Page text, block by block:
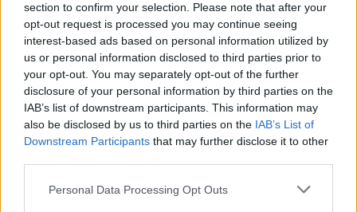
section to confirm your selection. Please note that after your
opt-out request is processed you may continue seeing
interest-based ads based on personal information utilized by
us or personal information disclosed to third parties prior to
your opt-out. You may separately opt-out of the further
disclosure of your personal information by third parties on the
IAB’s list of downstream participants. This information may
also be disclosed by us to third parties on the IAB’s List of
Downstream Participants that may further disclose it to other
Please note that this website/app uses one or more Google
Personal Data Processing Opt Outs